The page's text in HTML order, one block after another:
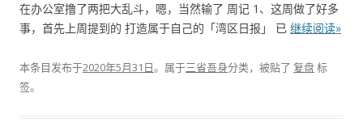
在办公室撸了两把大乱斗，嗯，当然输了 周记 1、这周做了好多
事，首先上周提到的 打造属于自己的「湾区日报」 已 继续阅读»
本条目发布于2020年5月31日。属于三省吾身分类，被贴了 复盘标
签。